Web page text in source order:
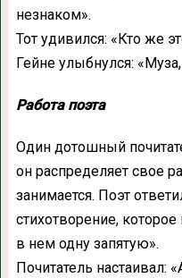
незнаком».
Тот удивился: «Кто же
Гейне улыбнулся:
Работа поэта
Один дотошный
он распределяет свое
занимается. Поэт
стихотворение,
в нем одну запятую».
Почитатель настаивал: